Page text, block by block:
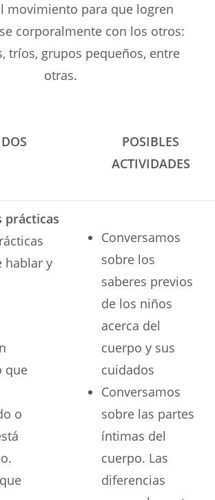
movimiento para que logren
corporalmente con los otros:
tríos, grupos pequeños, entre
otras.
POSIBLES
ACTIVIDADES
prácticas
hablar y
que
o
Conversamos
sobre los
saberes previos
de los niños
acerca del
cuerpo y sus
cuidados
Conversamos
sobre las partes
íntimas del
cuerpo. Las
diferencias